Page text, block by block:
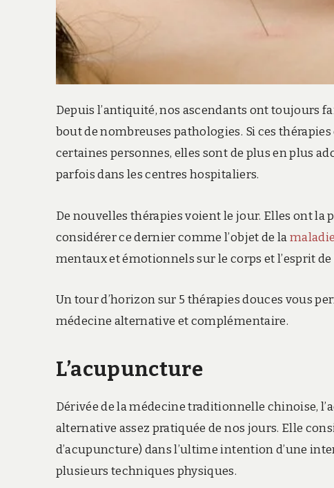
Depuis l’antiquité, nos ascendants ont toujours
bout de nombreuses pathologies. Si ces
certaines personnes, elles sont de plus en plus
parfois dans les centres hospitaliers.
De nouvelles thérapies voient le jour. Elles ont la
considérer ce dernier comme l’objet de la
mentaux et émotionnels sur le corps et l’esprit
Un tour d’horizon sur 5 thérapies douces vous
médecine alternative et complémentaire.
L’acupuncture
Dérivée de la médecine traditionnelle chinoise,
alternative assez pratiquée de nos jours. Elle
d’acupuncture) dans l’ultime intention d’une
plusieurs techniques physiques.